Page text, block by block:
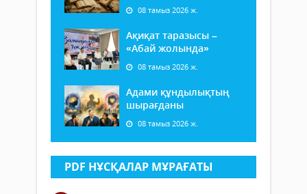
08 тамыз 2026 ж.
Ақиқат таразысы –
«Абай жолында»
08 тамыз 2026 ж.
Адами құндылықтың
шырағданы
08 тамыз 2026 ж.
PDF НҰСҚАЛАР МҰРАҒАТЫ